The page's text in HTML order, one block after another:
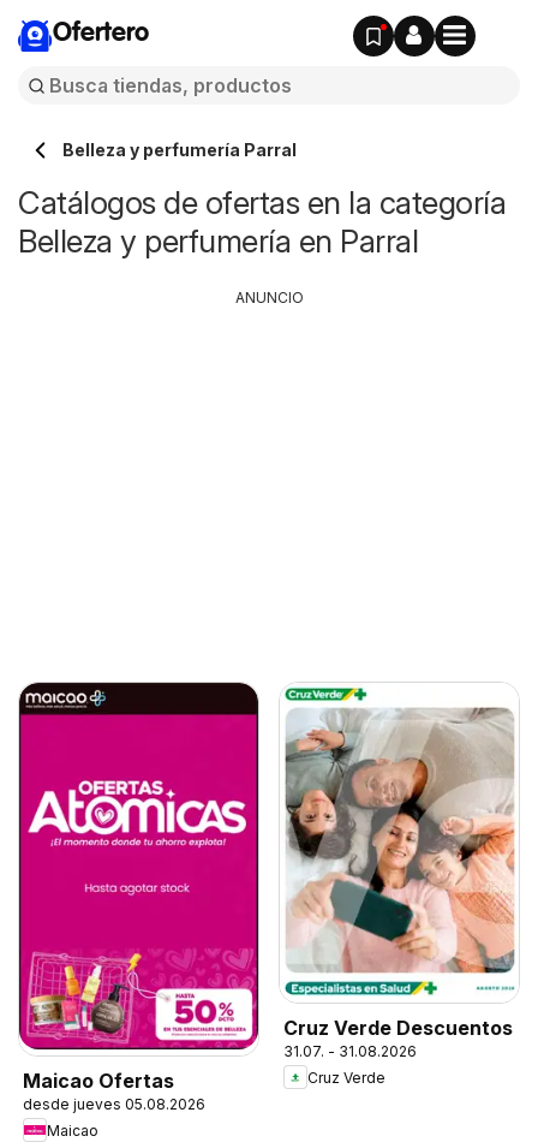
Ofertero
Belleza y perfumería Parral
Catálogos de ofertas en la categoría
Belleza y perfumería en Parral
Maicao Ofertas
desde jueves 05.08.2026
Maicao
Cruz Verde Descuentos
31.07. - 31.08.2026
Cruz Verde
ANUNCIO